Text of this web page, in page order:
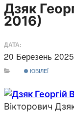
Дзяк
2016)
ДАТА:
20 Березень 2025
ЮВІЛЕЇ
Вікторович